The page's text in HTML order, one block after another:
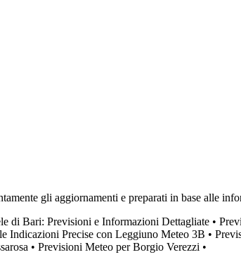
gli aggiornamenti e preparati in base alle
di Bari: Previsioni e Informazioni Dettagliate •
Indicazioni Precise con Leggiuno Meteo 3B •
• Previsioni Meteo per Borgio Verezzi •